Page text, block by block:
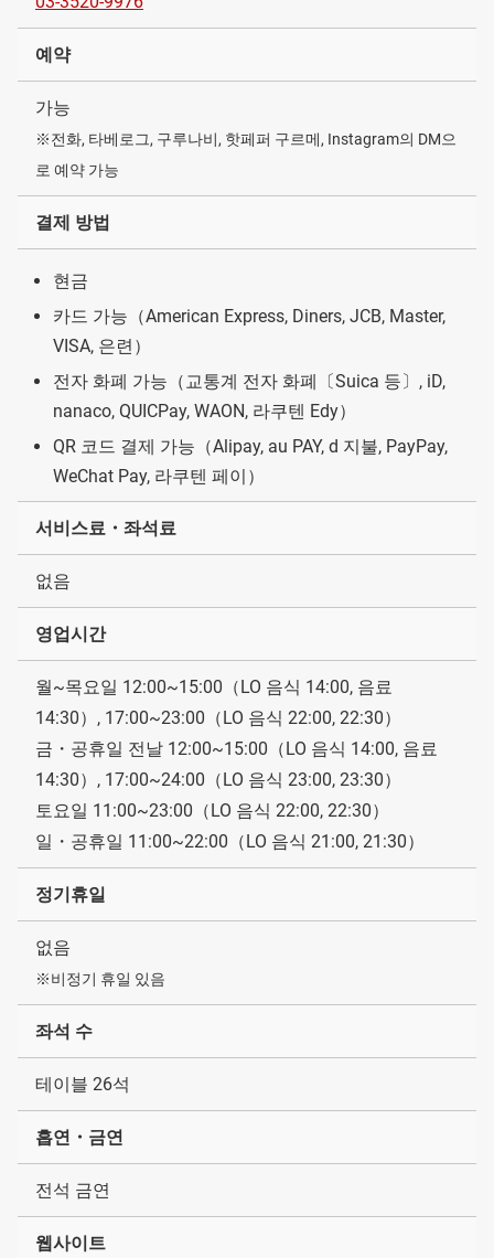
예약
가능
※전화, 타베로그, 구루나비, 핫페퍼 구르메, Instagram의 DM으
로 예약 가능
결제 방법
현금
카드 가능（American Express, Diners, JCB, Master,
VISA, 은련）
전자 화폐 가능（교통계 전자 화폐〔Suica 등〕, iD,
nanaco, QUICPay, WAON, 라쿠텐 Edy）
QR 코드 결제 가능（Alipay, au PAY, d 지불, PayPay,
WeChat Pay, 라쿠텐 페이）
서비스료・좌석료
없음
영업시간
월~목요일 12:00~15:00（LO 음식 14:00, 음료
14:30）, 17:00~23:00（LO 음식 22:00, 22:30）
금・공휴일 전날 12:00~15:00（LO 음식 14:00, 음료
14:30）, 17:00~24:00（LO 음식 23:00, 23:30）
토요일 11:00~23:00（LO 음식 22:00, 22:30）
일・공휴일 11:00~22:00（LO 음식 21:00, 21:30）
정기휴일
없음
※비정기 휴일 있음
좌석 수
테이블 26석
흡연・금연
전석 금연
웹사이트